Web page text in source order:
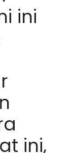
ini
ini,